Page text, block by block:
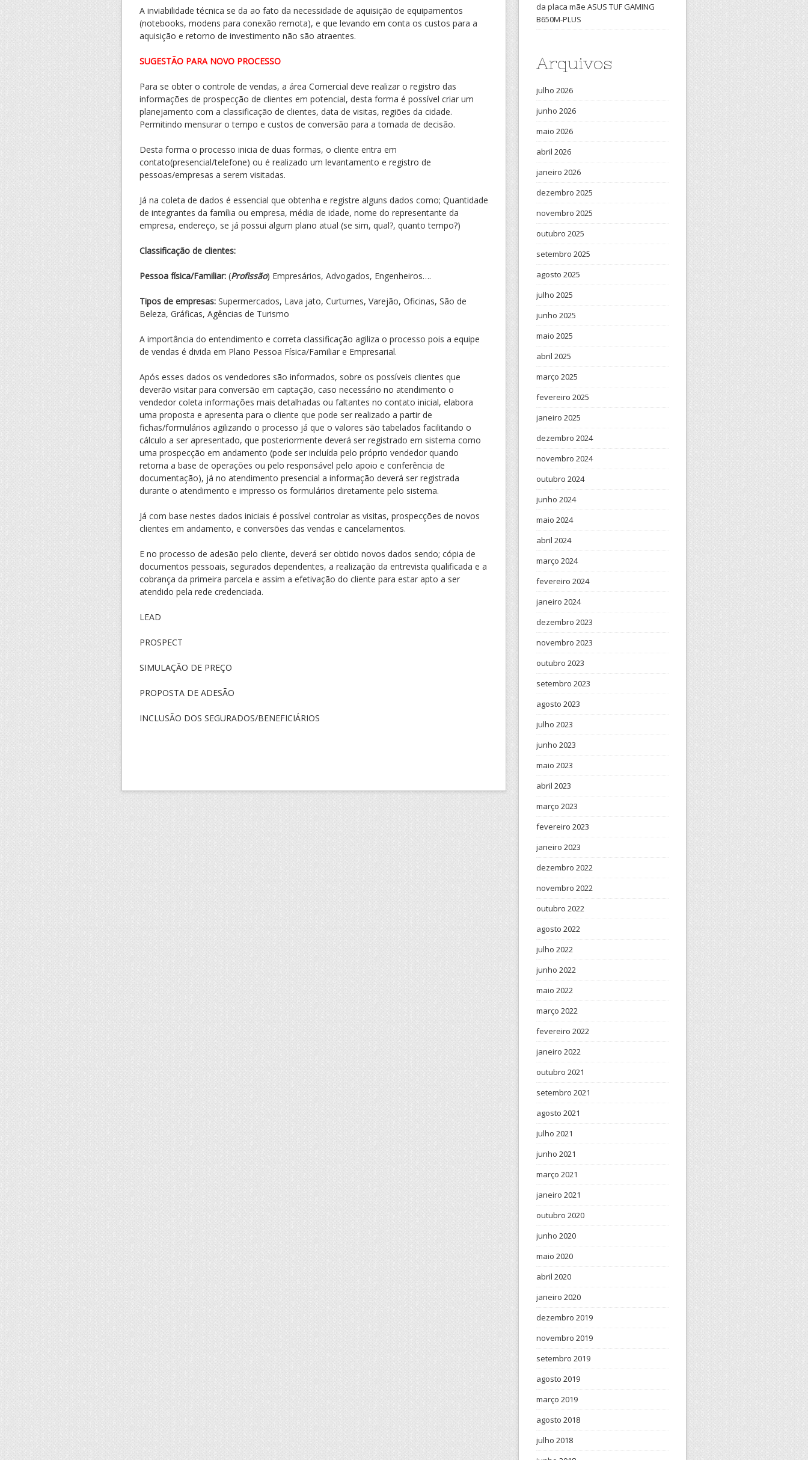
A inviabilidade técnica se da ao fato da necessidade de aquisição de equipamentos
(notebooks, modens para conexão remota), e que levando em conta os custos para a
aquisição e retorno de investimento não são atraentes.
SUGESTÃO PARA NOVO PROCESSO
Para se obter o controle de vendas, a área Comercial deve realizar o registro das
informações de prospecção de clientes em potencial, desta forma é possível criar um
planejamento com a classificação de clientes, data de visitas, regiões da cidade.
Permitindo mensurar o tempo e custos de conversão para a tomada de decisão.
Desta forma o processo inicia de duas formas, o cliente entra em
contato(presencial/telefone) ou é realizado um levantamento e registro de
pessoas/empresas a serem visitadas.
Já na coleta de dados é essencial que obtenha e registre alguns dados como; Quantidade
de integrantes da família ou empresa, média de idade, nome do representante da
empresa, endereço, se já possui algum plano atual (se sim, qual?, quanto tempo?)
Classificação de clientes:
Pessoa física/Familiar: (Profissão) Empresários, Advogados, Engenheiros….
Tipos de empresas: Supermercados, Lava jato, Curtumes, Varejão, Oficinas, São de
Beleza, Gráficas, Agências de Turismo
A importância do entendimento e correta classificação agiliza o processo pois a equipe
de vendas é divida em Plano Pessoa Física/Familiar e Empresarial.
Após esses dados os vendedores são informados, sobre os possíveis clientes que
deverão visitar para conversão em captação, caso necessário no atendimento o
vendedor coleta informações mais detalhadas ou faltantes no contato inicial, elabora
uma proposta e apresenta para o cliente que pode ser realizado a partir de
fichas/formulários agilizando o processo já que o valores são tabelados facilitando o
cálculo a ser apresentado, que posteriormente deverá ser registrado em sistema como
uma prospecção em andamento (pode ser incluída pelo próprio vendedor quando
retorna a base de operações ou pelo responsável pelo apoio e conferência de
documentação), já no atendimento presencial a informação deverá ser registrada
durante o atendimento e impresso os formulários diretamente pelo sistema.
Já com base nestes dados iniciais é possível controlar as visitas, prospecções de novos
clientes em andamento, e conversões das vendas e cancelamentos.
E no processo de adesão pelo cliente, deverá ser obtido novos dados sendo; cópia de
documentos pessoais, segurados dependentes, a realização da entrevista qualificada e a
cobrança da primeira parcela e assim a efetivação do cliente para estar apto a ser
atendido pela rede credenciada.
LEAD
PROSPECT
SIMULAÇÃO DE PREÇO
PROPOSTA DE ADESÃO
INCLUSÃO DOS SEGURADOS/BENEFICIÁRIOS
da placa mãe ASUS TUF GAMING
B650M-PLUS
Arquivos
julho 2026
junho 2026
maio 2026
abril 2026
janeiro 2026
dezembro 2025
novembro 2025
outubro 2025
setembro 2025
agosto 2025
julho 2025
junho 2025
maio 2025
abril 2025
março 2025
fevereiro 2025
janeiro 2025
dezembro 2024
novembro 2024
outubro 2024
junho 2024
maio 2024
abril 2024
março 2024
fevereiro 2024
janeiro 2024
dezembro 2023
novembro 2023
outubro 2023
setembro 2023
agosto 2023
julho 2023
junho 2023
maio 2023
abril 2023
março 2023
fevereiro 2023
janeiro 2023
dezembro 2022
novembro 2022
outubro 2022
agosto 2022
julho 2022
junho 2022
maio 2022
março 2022
fevereiro 2022
janeiro 2022
outubro 2021
setembro 2021
agosto 2021
julho 2021
junho 2021
março 2021
janeiro 2021
outubro 2020
junho 2020
maio 2020
abril 2020
janeiro 2020
dezembro 2019
novembro 2019
setembro 2019
agosto 2019
março 2019
agosto 2018
julho 2018